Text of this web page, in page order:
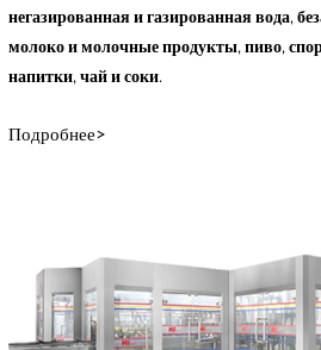
негазированная и газированная вода,
молоко и молочные продукты, пиво,
напитки, чай и соки.
Подробнее>